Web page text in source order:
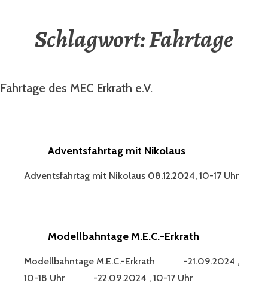
Schlagwort:Fahrtage
Fahrtage des MEC Erkrath e.V.
Adventsfahrtag mit Nikolaus
Adventsfahrtag mit Nikolaus 08.12.2024, 10-17 Uhr
Modellbahntage M.E.C.-Erkrath
Modellbahntage M.E.C.-Erkrath -21.09.2024 ,
10-18 Uhr -22.09.2024 , 10-17 Uhr